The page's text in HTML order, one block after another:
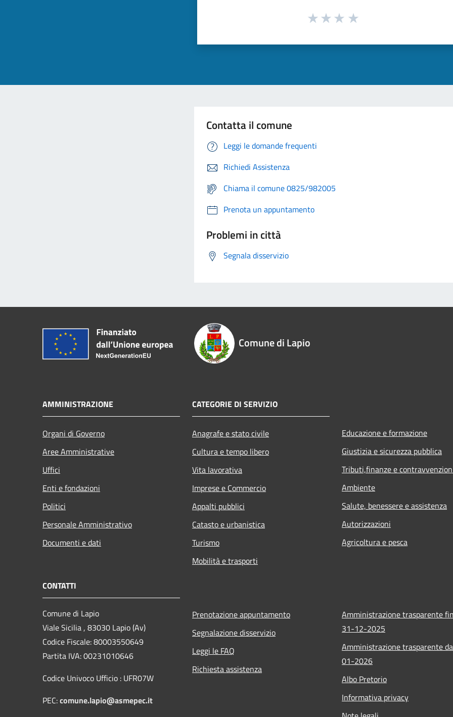
Contatta il comune
Leggi le domande frequenti
Richiedi Assistenza
Chiama il comune 0825/982005
Prenota un appuntamento
Problemi in città
Segnala disservizio
Comune di Lapio
AMMINISTRAZIONE
Organi di Governo
Aree Amministrative
Uffici
Enti e fondazioni
Politici
Personale Amministrativo
Documenti e dati
CATEGORIE DI SERVIZIO
Anagrafe e stato civile
Cultura e tempo libero
Vita lavorativa
Imprese e Commercio
Appalti pubblici
Catasto e urbanistica
Turismo
Mobilità e trasporti
Educazione e formazione
Giustizia e sicurezza pubblica
Tributi,finanze e
Ambiente
Salute, benessere e assistenza
Autorizzazioni
Agricoltura e pesca
CONTATTI
Comune di Lapio
Viale Sicilia , 83030 Lapio (Av)
Codice Fiscale: 80003550649
Partita IVA: 00231010646
Codice Univoco Ufficio : UFR07W
PEC:comune.lapio@asmepec.it
Prenotazione appuntamento
Segnalazione disservizio
Leggi le FAQ
Richiesta assistenza
Amministrazione trasparente
31-12-2025
Amministrazione trasparente
01-2026
Albo Pretorio
Informativa privacy